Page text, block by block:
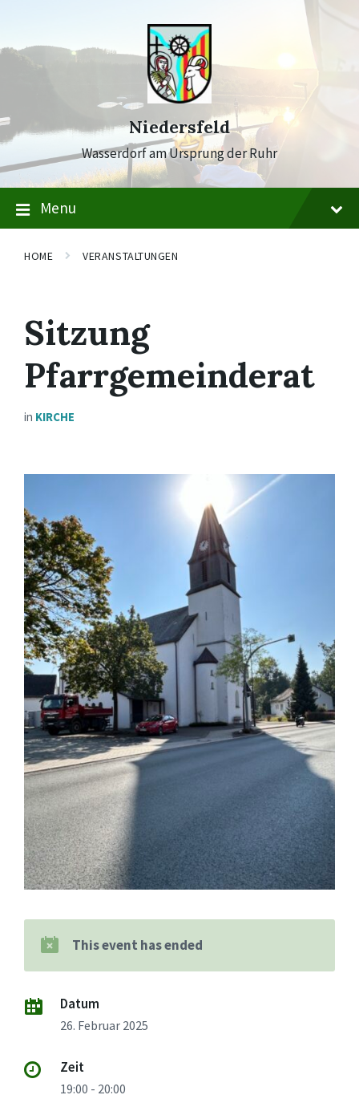
navigation
Niedersfeld
Wasserdorf am Ursprung der Ruhr
Menu
HOME VERANSTALTUNGEN
Sitzung
Pfarrgemeinderat
in KIRCHE
This event has ended
Datum
26. Februar 2025
Zeit
19:00 - 20:00